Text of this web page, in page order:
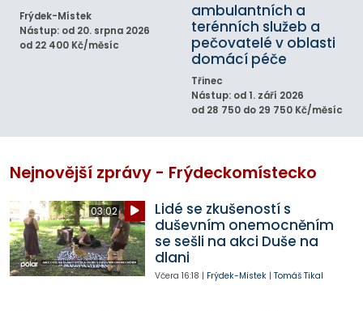
Frýdek-Místek
Nástup: od 20. srpna 2026
od 22 400 Kč/měsíc
ambulantních a
terénních služeb a
pečovatelé v oblasti
domácí péče
Třinec
Nástup: od 1. září 2026
od 28 750 do 29 750 Kč/měsíc
Nejnovější zprávy - Frýdeckomístecko
03:02
Lidé se zkušeností s
duševním onemocněním
se sešli na akci Duše na
dlani
Včera 16:18 | Frýdek-Místek| Tomáš Tikal